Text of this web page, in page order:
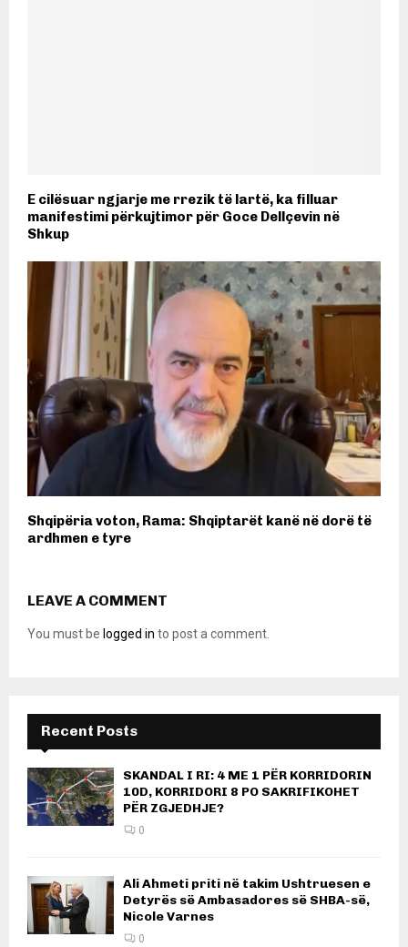
E cilësuar ngjarje me rrezik të lartë, ka filluar
manifestimi përkujtimor për Goce Dellçevin në
Shkup
Shqipëria voton, Rama: Shqiptarët kanë në dorë të
ardhmen e tyre
LEAVE A COMMENT
You must be logged in to post a comment.
Recent Posts
SKANDAL I RI: 4 ME 1 PËR KORRIDORIN
10D, KORRIDORI 8 PO SAKRIFIKOHET
PËR ZGJEDHJE?
0
Ali Ahmeti priti në takim Ushtruesen e
Detyrës së Ambasadores së SHBA-së,
Nicole Varnes
0